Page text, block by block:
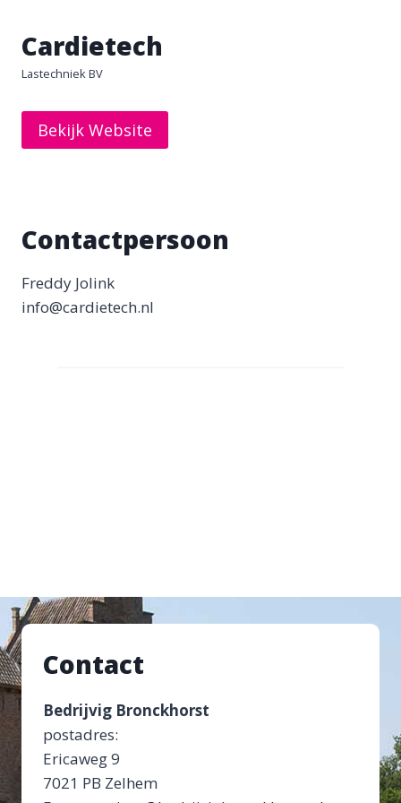
Cardietech
Lastechniek BV
Bekijk Website
Contactpersoon
Freddy Jolink
info@cardietech.nl
Contact
Bedrijvig Bronckhorst
postadres:
Ericaweg 9
7021 PB Zelhem